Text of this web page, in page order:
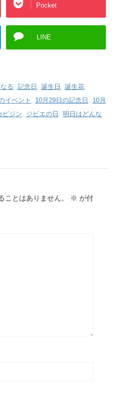
Pocket
LINE
る 記念日 誕生日
誕生花
イベント 10月29日の記念日
10月
ビジン ジビエの日
明日はどんな
ことはありません。 ※ が付